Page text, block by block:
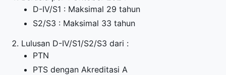
D-IV/S1 : Maksimal 29 tahun
S2/S3 : Maksimal 33 tahun
Lulusan D-IV/S1/S2/S3 dari :
PTN
PTS dengan Akreditasi A